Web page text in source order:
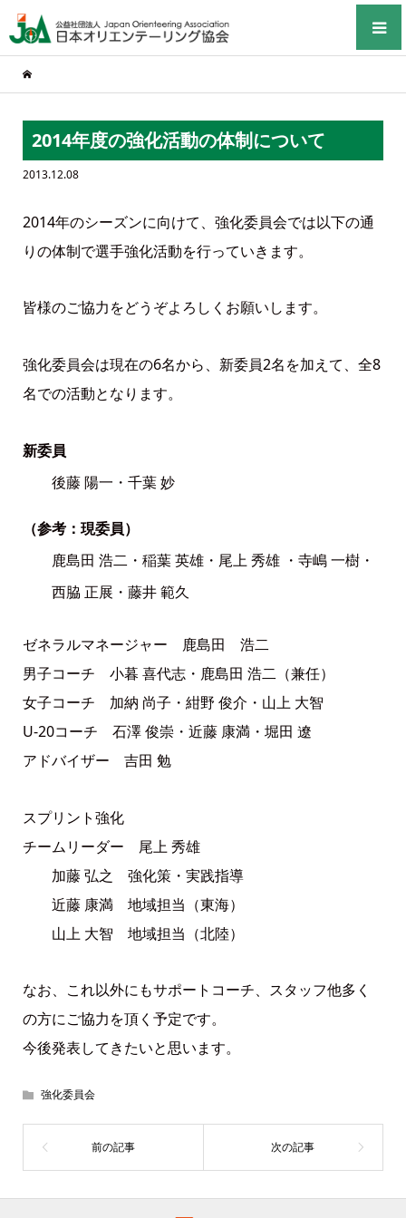
2014年度の強化活動の体制について
2013.12.08
2014年のシーズンに向けて、強化委員会では以下の通
りの体制で選手強化活動を行っていきます。
皆様のご協力をどうぞよろしくお願いします。
強化委員会は現在の6名から、新委員2名を加えて、全8
名での活動となります。
新委員
後藤 陽一・千葉 妙
（参考：現委員）
鹿島田 浩二・稲葉 英雄・尾上 秀雄 ・寺嶋 一樹・
西脇 正展・藤井 範久
ゼネラルマネージャー 鹿島田 浩二
男子コーチ 小暮 喜代志・鹿島田 浩二（兼任）
女子コーチ 加納 尚子・紺野 俊介・山上 大智
U-20コーチ 石澤 俊崇・近藤 康満・堀田 遼
アドバイザー 吉田 勉
スプリント強化
チームリーダー 尾上 秀雄
加藤 弘之 強化策・実践指導
近藤 康満 地域担当（東海）
山上 大智 地域担当（北陸）
なお、これ以外にもサポートコーチ、スタッフ他多く
の方にご協力を頂く予定です。
今後発表してきたいと思います。
強化委員会